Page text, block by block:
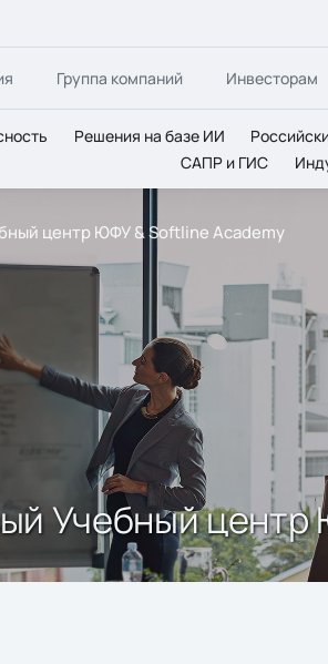
Группа компаний Инвесторам
Решения на базе ИИ
САПР и ГИС
центр ЮФУ & Softline Academy
Учебный